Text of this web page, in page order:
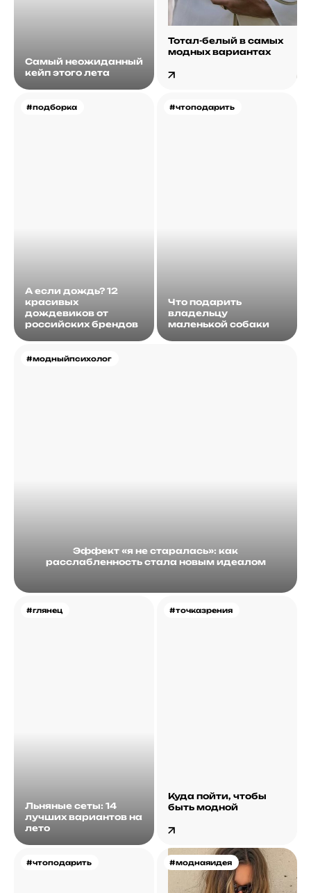
Самый неожиданный
кейп этого лета
Тотал-белый в самых
модных вариантах
#подборка
А если дождь? 12
красивых
дождевиков от
российских брендов
#модныйпсихолог
Эффект «я не старалась»: как
расслабленность стала новым идеалом
#чтоподарить
Что подарить
владельцу
маленькой собаки
#глянец
Льняные сеты: 14
лучших вариантов на
лето
#точказрения
Куда пойти, чтобы
быть модной
#чтоподарить #моднаяидея